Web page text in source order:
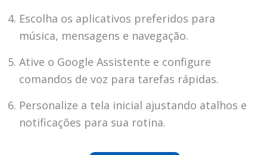
Escolha os aplicativos preferidos para
música, mensagens e navegação.
Ative o Google Assistente e configure
comandos de voz para tarefas rápidas.
Personalize a tela inicial ajustando atalhos e
notificações para sua rotina.